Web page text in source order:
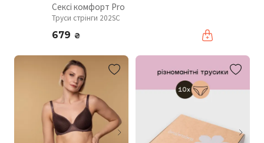
Сексі комфорт Pro
Труси стрінги 202SC
679 ₴